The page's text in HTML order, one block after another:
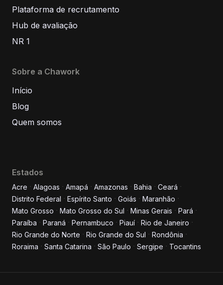
Informe seus dados para
conversar conosco!
Plataforma de recrutamento
Hub de avaliação
NR 1
Sobre a Chawork
Início
Blog
Quem somos
Estados
Acre Alagoas Amapá Amazonas Bahia
Ceará
Distrito Federal
Espírito Santo Goiás
Maranhão
Mato Grosso
Mato Grosso do Sul Minas Gerais
Pará
Paraíba
Paraná Pernambuco Piauí
Rio de Janeiro
Rio Grande do Norte
Rio Grande do Sul
Rondônia
Roraima
Santa Catarina São Paulo Sergipe Tocantins